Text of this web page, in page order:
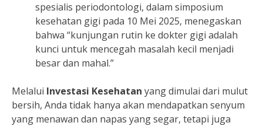
spesialis periodontologi, dalam simposium
kesehatan gigi pada 10 Mei 2025, menegaskan
bahwa “kunjungan rutin ke dokter gigi adalah
kunci untuk mencegah masalah kecil menjadi
besar dan mahal.”
Melalui Investasi Kesehatan yang dimulai dari mulut
bersih, Anda tidak hanya akan mendapatkan senyum
yang menawan dan napas yang segar, tetapi juga